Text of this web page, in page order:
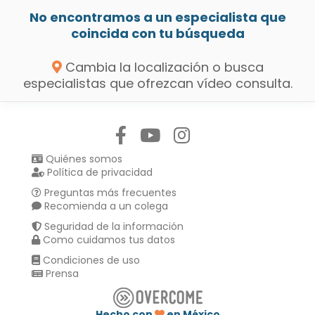
No encontramos a un especialista que
coincida con tu búsqueda
Cambia la localización o busca
especialistas que ofrezcan vídeo consulta.
Quiénes somos
Política de privacidad
Preguntas más frecuentes
Recomienda a un colega
Seguridad de la información
Como cuidamos tus datos
Condiciones de uso
Prensa